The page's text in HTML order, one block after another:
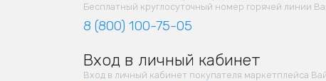
Бесплатный круглосуточный номер горячей линии
8 (800) 100-75-05
Вход в личный кабинет
Вход в личный кабинет покупателя маркетплейса